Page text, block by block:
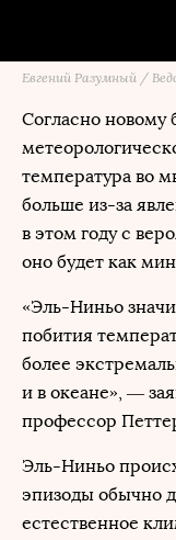
Евгений Разумный /
Согласно
температура во
больше из-за
в этом году с
оно будет как
«Эль-Ниньо
побития
более
и в океане», —
профессор
Эль-Ниньо
эпизоды обычно
естественное